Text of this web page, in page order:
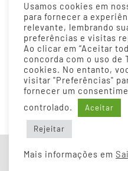
Fale conosco:
(11)
Grazing Table & Co -
Todos os direitos
Pixel
Usamos cookies em
para fornecer a
relevante, lembrando
preferências e visitas
Ao clicar em “Aceitar
concorda com o uso de
cookies. No entanto,
visitar "Preferências"
fornecer um
controlado.
Aceitar
Rejeitar
Mais informações em